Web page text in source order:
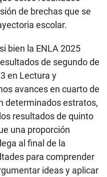
de brechas que se
escolar.
bien la ENLA 2025
de segundo de
en Lectura y
avances en cuarto de
determinados estratos,
resultados de quinto
una proporción
al final de la
para comprender
ideas y aplicar